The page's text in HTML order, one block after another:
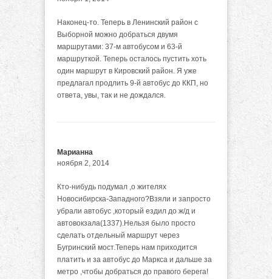
Наконец-то. Теперь в Ленинский район с
Выборной можно добраться двумя
маршрутами: 37-м автобусом и 63-й
маршруткой. Теперь осталось пустить хоть
один маршрут в Кировский район. Я уже
предлагал продлить 9-й автобус до ККП, но
ответа, увы, так и не дождался.
Марианна
ноября 2, 2014
Кто-нибудь подумал ,о жителях
Новосибирска-Западного?Взяли и запросто
убрали автобус ,который ездил до ж/д и
автовокзала(1337).Нельзя было просто
сделать отдельный маршрут через
Бугринский мост.Теперь нам приходится
платить и за автобус до Маркса и дальше за
метро ,чтобы добраться до правого берега!